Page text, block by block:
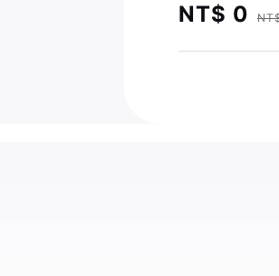
NT$ 0